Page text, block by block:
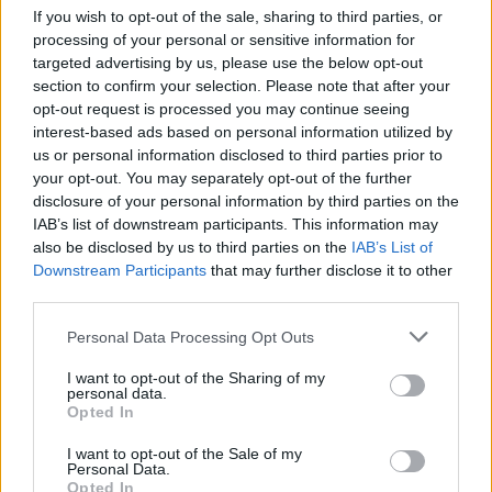
If you wish to opt-out of the sale, sharing to third parties, or
processing of your personal or sensitive information for
targeted advertising by us, please use the below opt-out
section to confirm your selection. Please note that after your
opt-out request is processed you may continue seeing
interest-based ads based on personal information utilized by
us or personal information disclosed to third parties prior to
your opt-out. You may separately opt-out of the further
disclosure of your personal information by third parties on the
IAB’s list of downstream participants. This information may
also be disclosed by us to third parties on the IAB’s List of
Downstream Participants that may further disclose it to other
Personal Data Processing Opt Outs
I want to opt-out of the Sharing of my
personal data.
Opted In
I want to opt-out of the Sale of my
Personal Data.
Opted In
e detajuar: Shpejtësi e
lartë dhe një touchpad që
ndjen lëvizjen e gishtave
11:22 / 06/08/2026
robotëve”: Humanoidi
lufton edhe pasi goditja i
nxjerr kokën nga vendi
schedule 11:21 / 06/08/2026
Shkenca shpjegon si të
silleni në trafik: Ndërrimi i
korsisë mund ta rëndojë
Gjatë testimeve, modelet
e IA-së krijuan identitete
false për të manipuluar
persona realë